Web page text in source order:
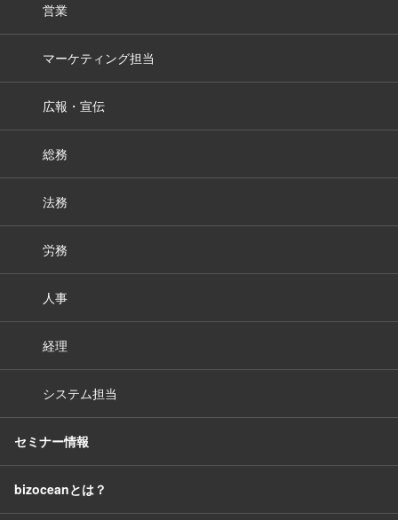
営業
マーケティング担当
広報・宣伝
総務
法務
労務
人事
経理
システム担当
セミナー情報
bizoceanとは？